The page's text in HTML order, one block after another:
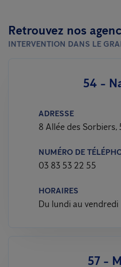
Retrouvez nos
INTERVENTION DANS LE
54 -
ADRESSE
8 Allée des
NUMÉRO DE
03 83 53 22 55
HORAIRES
Du lundi au vendredi
57 -